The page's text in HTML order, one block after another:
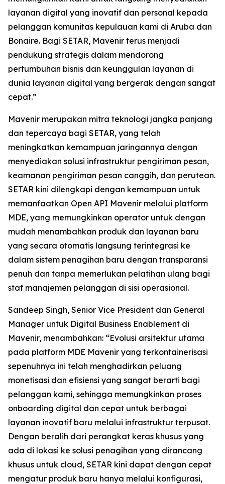
layanan digital yang inovatif dan personal kepada
pelanggan komunitas kepulauan kami di Aruba dan
Bonaire. Bagi SETAR, Mavenir terus menjadi
pendukung strategis dalam mendorong
pertumbuhan bisnis dan keunggulan layanan di
dunia layanan digital yang bergerak dengan sangat
cepat.”
Mavenir merupakan mitra teknologi jangka panjang
dan tepercaya bagi SETAR, yang telah
meningkatkan kemampuan jaringannya dengan
menyediakan solusi infrastruktur pengiriman pesan,
keamanan pengiriman pesan canggih, dan perutean.
SETAR kini dilengkapi dengan kemampuan untuk
memanfaatkan Open API Mavenir melalui platform
MDE, yang memungkinkan operator untuk dengan
mudah menambahkan produk dan layanan baru
yang secara otomatis langsung terintegrasi ke
dalam sistem penagihan baru dengan transparansi
penuh dan tanpa memerlukan pelatihan ulang bagi
staf manajemen pelanggan di sisi operasional.
Sandeep Singh, Senior Vice President dan General
Manager untuk Digital Business Enablement di
Mavenir, menambahkan: “Evolusi arsitektur utama
pada platform MDE Mavenir yang terkontainerisasi
sepenuhnya ini telah menghadirkan peluang
monetisasi dan efisiensi yang sangat berarti bagi
pelanggan kami, sehingga memungkinkan proses
onboarding digital dan cepat untuk berbagai
layanan inovatif baru melalui infrastruktur terpusat.
Dengan beralih dari perangkat keras khusus yang
ada di lokasi ke solusi penagihan yang dirancang
khusus untuk cloud, SETAR kini dapat dengan cepat
mengatur produk baru hanya melalui konfigurasi,